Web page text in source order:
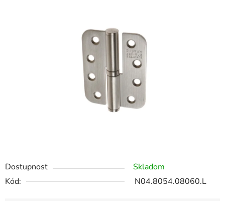
Dostupnosť
Skladom
Kód:
N04.8054.08060.L